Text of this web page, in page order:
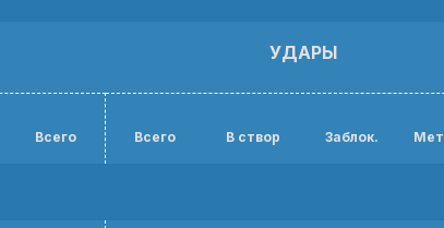
Всего
УДАРЫ
Всего В створ Заблок.